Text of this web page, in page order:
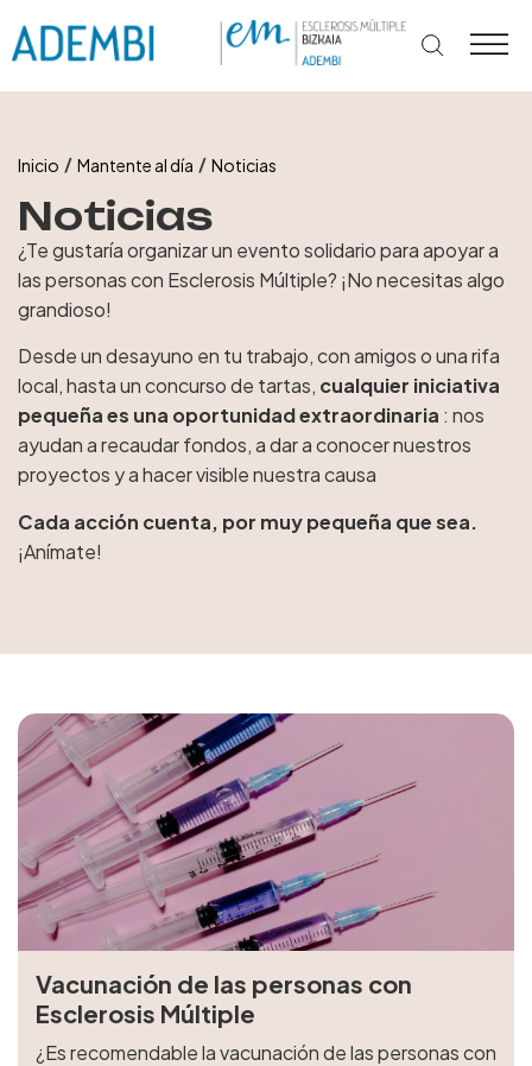
al
Inicio / Mantente al día / Noticias
Noticias
¿Te gustaría organizar un evento solidario para apoyar a
las personas con Esclerosis Múltiple? ¡No necesitas algo
grandioso!
Desde un desayuno en tu trabajo, con amigos o una rifa
local, hasta un concurso de tartas, cualquier iniciativa
pequeña es una oportunidad extraordinaria : nos
ayudan a recaudar fondos, a dar a conocer nuestros
proyectos y a hacer visible nuestra causa
Cada acción cuenta, por muy pequeña que sea.
¡Anímate!
Vacunación de las personas con
Esclerosis Múltiple
¿Es recomendable la vacunación de las personas con